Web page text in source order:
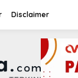
Disclaimer